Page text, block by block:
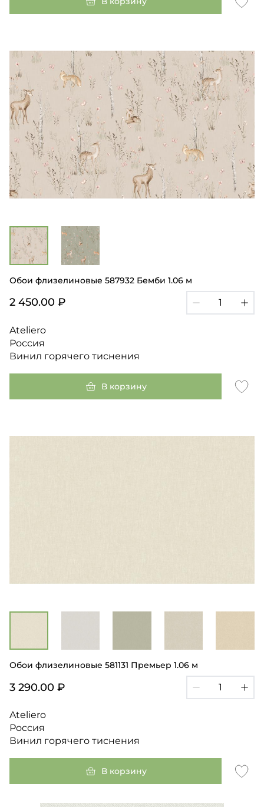
Обои флизелиновые 587932 Бемби 1.06 м
2 450.00 ₽
Ateliero
Россия
Винил горячего тиснения
В корзину
Обои флизелиновые 581131 Премьер 1.06 м
3 290.00 ₽
Ateliero
Россия
Винил горячего тиснения
В корзину